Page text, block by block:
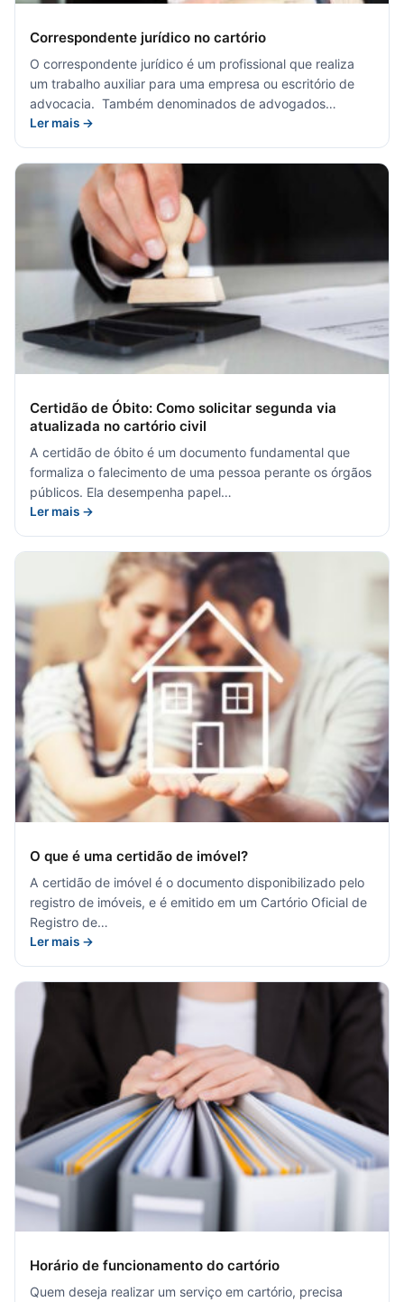
Correspondente jurídico no cartório
O correspondente jurídico é um profissional que realiza
um trabalho auxiliar para uma empresa ou escritório de
advocacia. Também denominados de advogados…
Ler mais →
Certidão de Óbito: Como solicitar segunda via
atualizada no cartório civil
A certidão de óbito é um documento fundamental que
formaliza o falecimento de uma pessoa perante os órgãos
públicos. Ela desempenha papel…
Ler mais →
O que é uma certidão de imóvel?
A certidão de imóvel é o documento disponibilizado pelo
registro de imóveis, e é emitido em um Cartório Oficial de
Registro de…
Ler mais →
Horário de funcionamento do cartório
Quem deseja realizar um serviço em cartório, precisa